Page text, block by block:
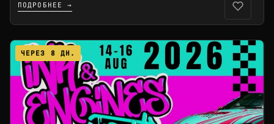
ПОДРОБНЕЕ →
ЧЕРЕЗ 8 ДН.